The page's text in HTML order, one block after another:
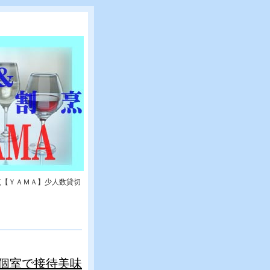
ＹＡＭＡ】少人数貸切
室で接待美味